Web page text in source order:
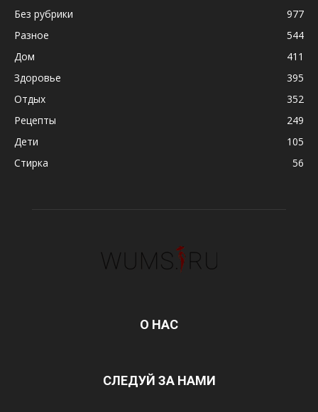
Без рубрики
977
Разное
544
Дом
411
Здоровье
395
Отдых
352
Рецепты
249
Дети
105
Стирка
56
О НАС
СЛЕДУЙ ЗА НАМИ